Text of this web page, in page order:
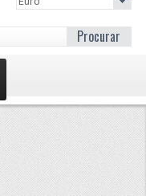
Procurar